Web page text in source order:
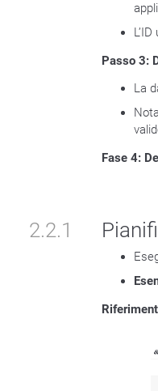
Passo 3:
La
Fase 4:
2.2.1